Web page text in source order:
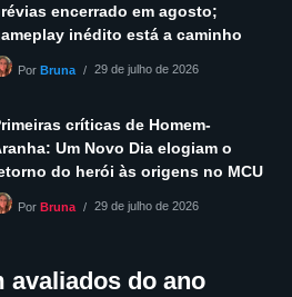
encerrado em agosto;
inédito está a caminho
PorBruna 29 de julho de 2026
críticas de Homem-
Um Novo Dia elogiam o
do herói às origens no MCU
PorBruna 29 de julho de 2026
avaliados do ano